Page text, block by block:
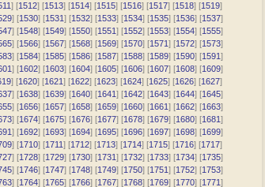
] [1512] [1513] [1514] [1515] [1516] [1517] [1518] [1519]
] [1530] [1531] [1532] [1533] [1534] [1535] [1536] [1537]
] [1548] [1549] [1550] [1551] [1552] [1553] [1554] [1555]
] [1566] [1567] [1568] [1569] [1570] [1571] [1572] [1573]
] [1584] [1585] [1586] [1587] [1588] [1589] [1590] [1591]
] [1602] [1603] [1604] [1605] [1606] [1607] [1608] [1609]
] [1620] [1621] [1622] [1623] [1624] [1625] [1626] [1627]
] [1638] [1639] [1640] [1641] [1642] [1643] [1644] [1645]
] [1656] [1657] [1658] [1659] [1660] [1661] [1662] [1663]
] [1674] [1675] [1676] [1677] [1678] [1679] [1680] [1681]
] [1692] [1693] [1694] [1695] [1696] [1697] [1698] [1699]
] [1710] [1711] [1712] [1713] [1714] [1715] [1716] [1717]
] [1728] [1729] [1730] [1731] [1732] [1733] [1734] [1735]
] [1746] [1747] [1748] [1749] [1750] [1751] [1752] [1753]
] [1764] [1765] [1766] [1767] [1768] [1769] [1770] [1771]